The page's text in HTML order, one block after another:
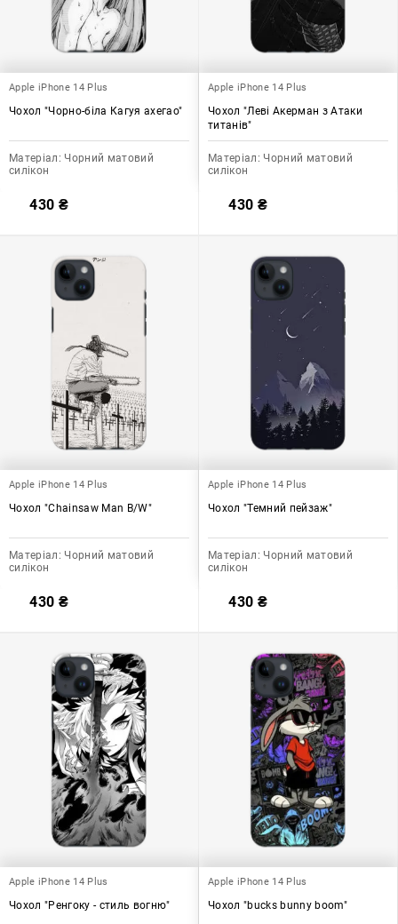
Apple iPhone 14 Plus
Чохол "Чорно-біла Кагуя ахегао"
Матеріал: Чорний матовий
силікон
430 ₴
Apple iPhone 14 Plus
Чохол "Леві Акерман з Атаки
титанів"
Матеріал: Чорний матовий
силікон
430 ₴
Apple iPhone 14 Plus
Чохол "Chainsaw Man B/W"
Матеріал: Чорний матовий
силікон
430 ₴
Apple iPhone 14 Plus
Чохол "Темний пейзаж"
Матеріал: Чорний матовий
силікон
430 ₴
Apple iPhone 14 Plus
Чохол "Ренгоку - стиль вогню"
Apple iPhone 14 Plus
Чохол "bucks bunny boom"